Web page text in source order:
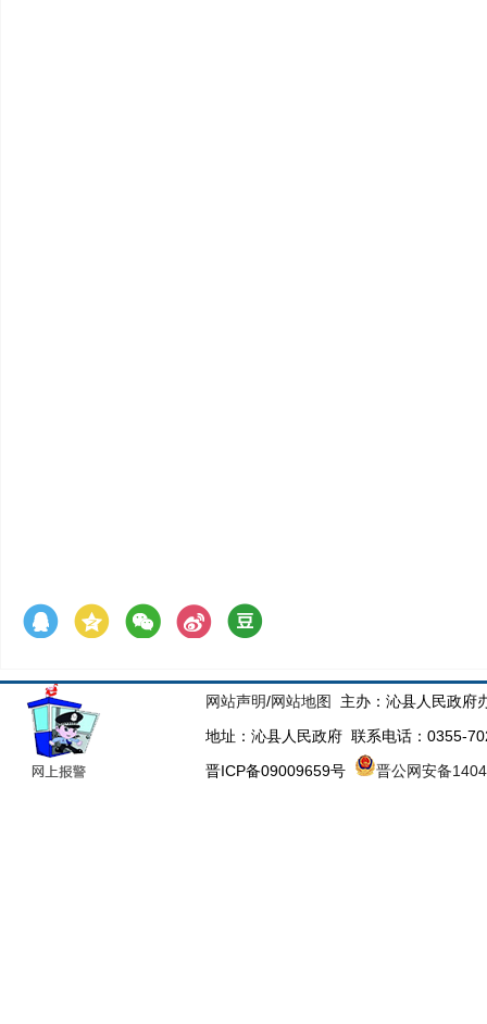
网站声明/网站地图
主办：沁县人民政府
地址：沁县人民政府 联系电话：0355-
晋ICP备09009659号
晋公网安备